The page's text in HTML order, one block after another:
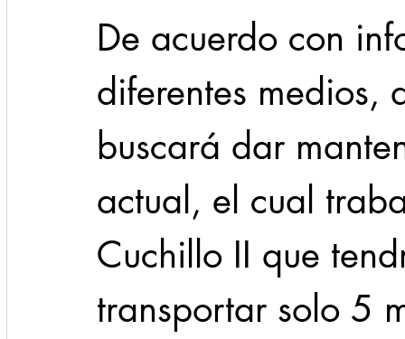
De acuerdo con
diferentes medios,
buscará dar
actual, el cual
Cuchillo II que
transportar solo 5